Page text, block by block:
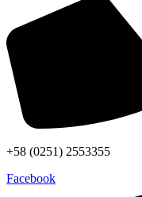
+58 (0251) 2553355
Facebook